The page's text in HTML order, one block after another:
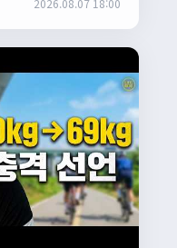
2026.08.07 18:00